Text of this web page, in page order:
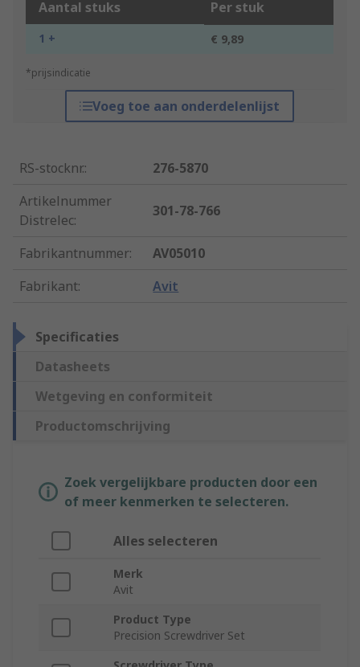
Aantal stuks Per stuk
1 + € 9,89
*prijsindicatie
Voeg toe aan onderdelenlijst
RS-stocknr.:
276-5870
Artikelnummer
Distrelec:
301-78-766
Fabrikantnummer:
AV05010
Fabrikant: Avit
Specificaties
Datasheets
Wetgeving en conformiteit
Productomschrijving
Zoek vergelijkbare producten door een
of meer kenmerken te selecteren.
Alles selecteren
Merk
Avit
Product Type
Precision Screwdriver Set